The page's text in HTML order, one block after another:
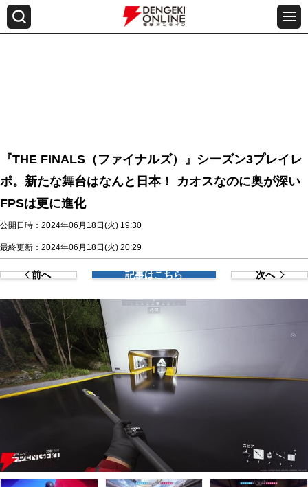
『THE FINALS（ファイナルズ）』シーズン3プレイレ
ポ。新たな舞台はなんと日本！ カオスなのに奥が深い
FPSは更に進化
公開日時：2024年06月18日(火) 19:30
最終更新：2024年06月18日(火) 20:29
前へ 記事はこちら 次へ